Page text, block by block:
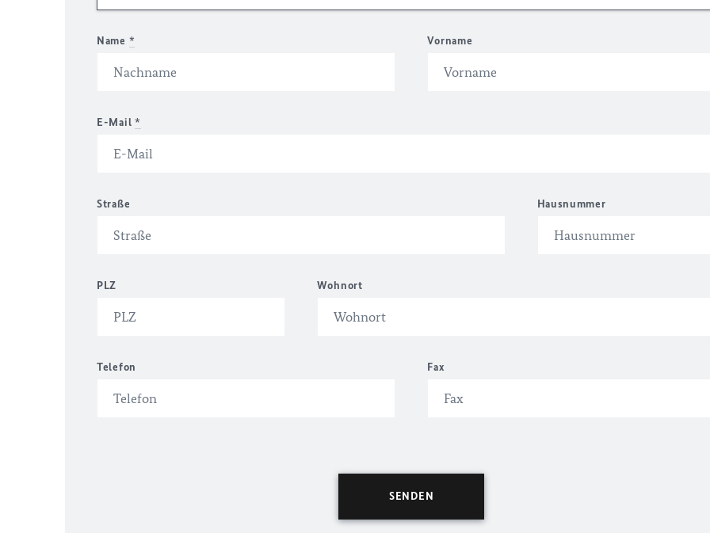
Name * Vorname
E-Mail *
Straße Hausnummer
PLZ Wohnort
Telefon Fax